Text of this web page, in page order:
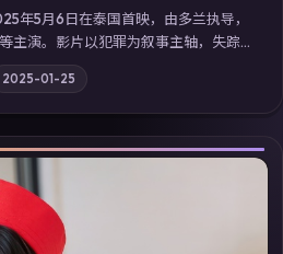
年5月6日在泰国首映，由多兰执导，
主演。影片以犯罪为叙事主轴，失踪
链；摄影与配乐强化地域气质；站内
清电视剧在线看」延展检索同类型高
体验。
2025-01-25